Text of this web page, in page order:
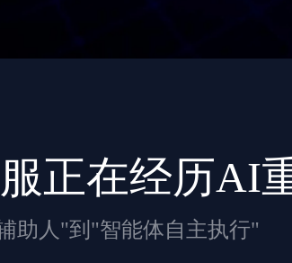
正在经历AI
助人"到"智能体自主执行"